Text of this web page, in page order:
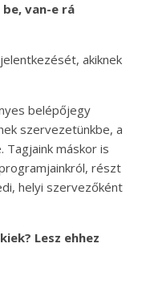
van-e rá
akiknek
belépőjegy
szervezetünkbe, a
máskor is
részt
helyi szervezőként
Lesz ehhez